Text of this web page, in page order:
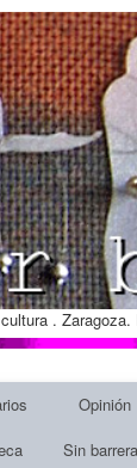
. Zaragoza.
Opinión
Sin